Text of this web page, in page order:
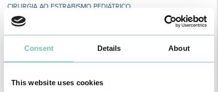
Consent Details About
This website uses cookies
CIRURGIA AO ESTRABISMO PEDIÁTRICO
Realizou-se no Hospital CUF Faro a primeira Cirurgia de Estrabismo
Pediátrico n…